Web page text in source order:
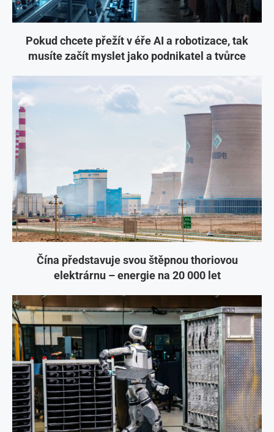
Pokud chcete přežít v éře AI a robotizace, tak
musíte začít myslet jako podnikatel a tvůrce
Čína představuje svou štěpnou thoriovou
elektrárnu – energie na 20 000 let